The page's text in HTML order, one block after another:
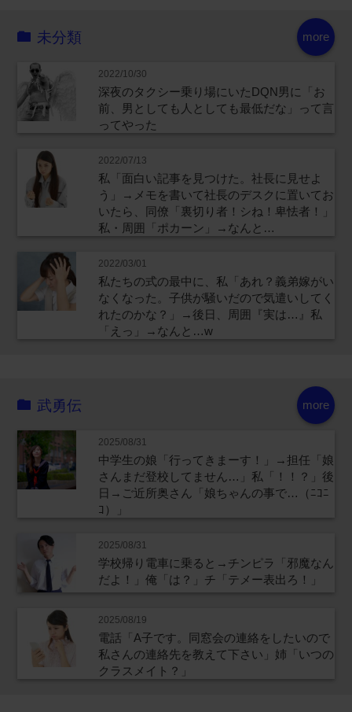
more
未分類
2022/10/30
深夜のタクシー乗り場にいたDQN男に「お
前、男としても人としても最低だな」って言
ってやった
2022/07/13
私「面白い記事を見つけた。社長に見せよ
う」→メモを書いて社長のデスクに置いてお
いたら、同僚「裏切り者！シね！卑怯者！」
私・周囲「ポカーン」→なんと…
2022/03/01
私たちの式の最中に、私「あれ？義弟嫁がい
なくなった。子供が騒いだので気遣いしてく
れたのかな？」→後日、周囲『実は…』私
「えっ」→なんと…w
more
武勇伝
2025/08/31
中学生の娘「行ってきまーす！」→担任「娘
さんまだ登校してません…」私「！！？」後
日→ご近所奥さん「娘ちゃんの事で…（ﾆｺﾆ
ｺ）」
2025/08/31
学校帰り電車に乗ると→チンピラ「邪魔なん
だよ！」俺「は？」チ「テメー表出ろ！」
2025/08/19
電話「A子です。同窓会の連絡をしたいので
私さんの連絡先を教えて下さい」姉「いつの
クラスメイト？」